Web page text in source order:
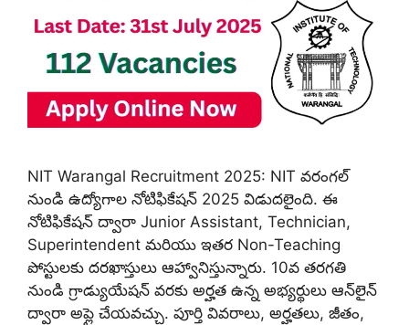
NIT Warangal Recruitment 2025: NIT వరంగల్
నుండి ఉద్యోగాల నోటిఫికేషన్ 2025 విడుదలైంది. ఈ
నోటిఫికేషన్ ద్వారా Junior Assistant, Technician,
Superintendent మరియు ఇతర Non-Teaching
పోస్టులకు దరఖాస్తులు ఆహ్వానిస్తున్నారు. 10వ తరగతి
నుండి గ్రాడ్యుయేషన్ వరకు అర్హత ఉన్న అభ్యర్థులు ఆన్‌లైన్
ద్వారా అప్లై చేయవచ్చు. పూర్తి వివరాలు, అర్హతలు, జీతం,